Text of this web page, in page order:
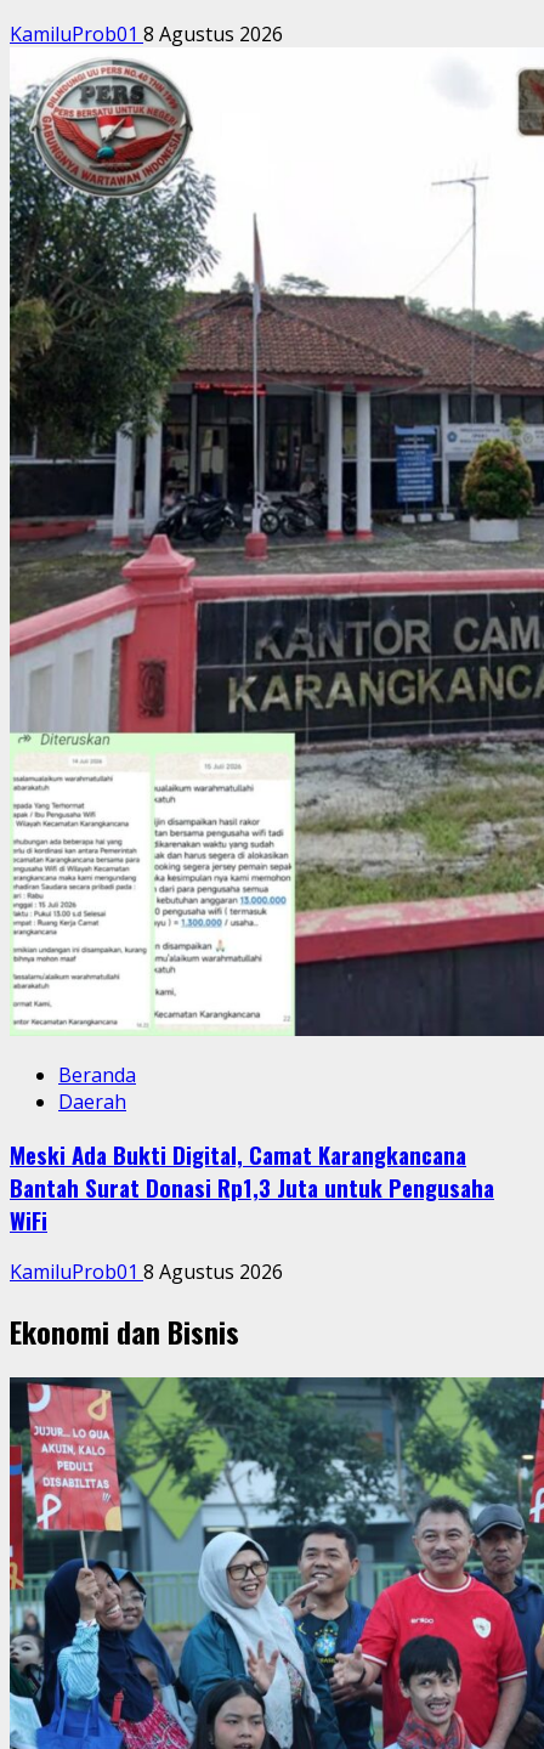
KamiluProb01 8 Agustus 2026
Beranda
Daerah
Meski Ada Bukti Digital, Camat Karangkancana
Bantah Surat Donasi Rp1,3 Juta untuk Pengusaha
WiFi
KamiluProb01 8 Agustus 2026
Ekonomi dan Bisnis